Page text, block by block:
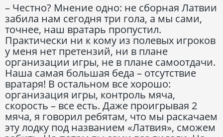
– Честно? Мнение одно: не сборная Латвии
забила нам сегодня три гола, а мы сами,
точнее, наш вратарь пропустил.
Практически ни к кому из полевых игроков
у меня нет претензий, ни в плане
организации игры, не в плане самоотдачи.
Наша самая большая беда – отсутствие
вратаря! В остальном все хорошо:
организация игры, контроль мяча,
скорость – все есть. Даже проигрывая 2
мяча, я говорил ребятам, что мы раскачаем
эту лодку под названием «Латвия», сможем